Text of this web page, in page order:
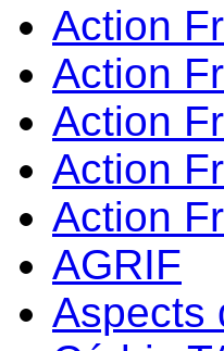
Action
Action
Action
Action
Action
AGRIF
Aspects